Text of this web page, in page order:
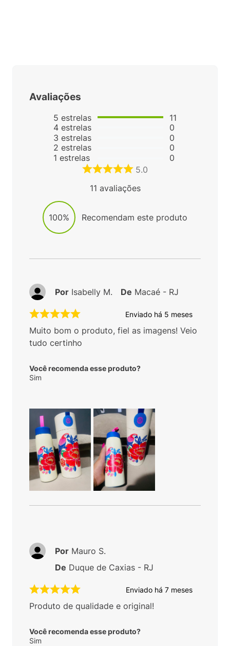
Avaliações
5 estrelas
4 estrelas
3 estrelas
2 estrelas
1 estrelas
11
0
0
0
0
5.0
11 avaliações
100% Recomendam este produto
Enviado há 5 meses
Muito bom o produto, fiel as imagens! Veio
tudo certinho
Você recomenda esse produto?
Sim
Por Isabelly M. De Macaé - RJ
Enviado há 7 meses
Produto de qualidade e original!
Você recomenda esse produto?
Sim
Por Mauro S.
De Duque de Caxias - RJ